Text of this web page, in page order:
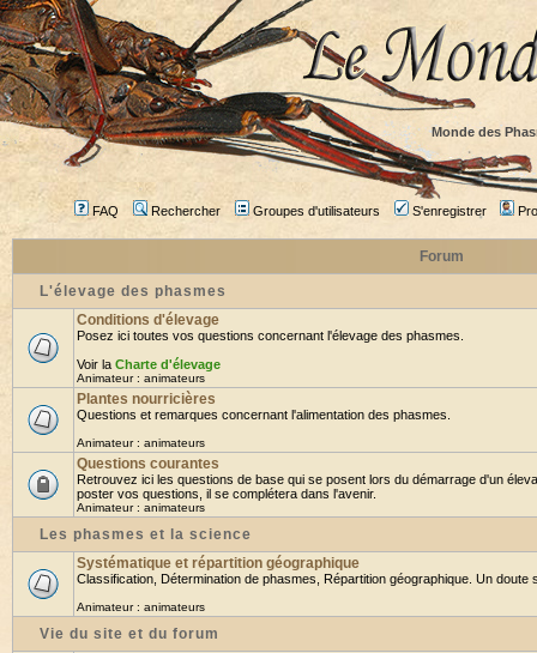
Monde des
FAQ Rechercher Groupes d'utilisateurs S'enregistrer
Forum
L'élevage des phasmes
Conditions d'élevage
Posez ici toutes vos questions concernant l'élevage des phasmes.
Voir la Charte d'élevage
Animateur : animateurs
Plantes nourricières
Questions et remarques concernant l'alimentation des phasmes.
Animateur : animateurs
Questions courantes
Retrouvez ici les questions de base qui se posent lors du démarrage d'un
poster vos questions, il se complétera dans l'avenir.
Animateur : animateurs
Les phasmes et la science
Systématique et répartition géographique
Classification, Détermination de phasmes, Répartition géographique. Un doute
Animateur : animateurs
Vie du site et du forum